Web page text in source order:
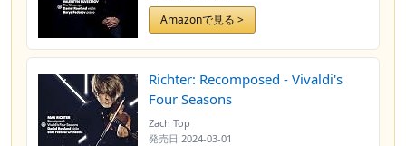
Amazonで見る >
Richter: Recomposed - Vivaldi's
Four Seasons
Zach Top
発売日 2024-03-01